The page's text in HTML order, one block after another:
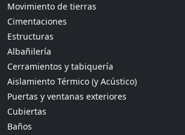
Movimiento de tierras
Cimentaciones
Estructuras
Albañilería
Cerramientos y tabiquería
Aislamiento Térmico (y Acústico)
Puertas y ventanas exteriores
Cubiertas
Baños